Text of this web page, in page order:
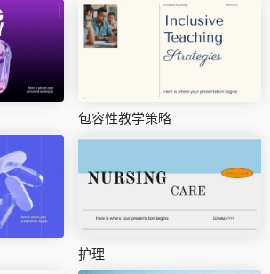
包容性教学策略
护理